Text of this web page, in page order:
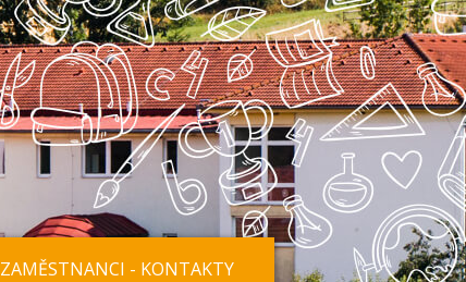
ZAMĚSTNANCI - KONTAKTY